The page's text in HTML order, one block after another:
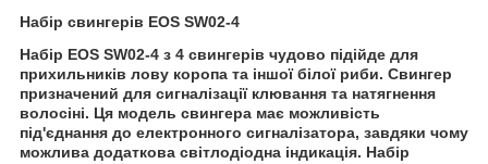
Набір свингерів EOS SW02-4
Набір EOS SW02-4 з 4 свингерів чудово підійде для
прихильників лову коропа та іншої білої риби. Свингер
призначений для сигналізації клювання та натягнення
волосіні. Ця модель свингера має можливість
під'єднання до електронного сигналізатора, завдяки чому
можлива додаткова світлодіодна індикація. Набір